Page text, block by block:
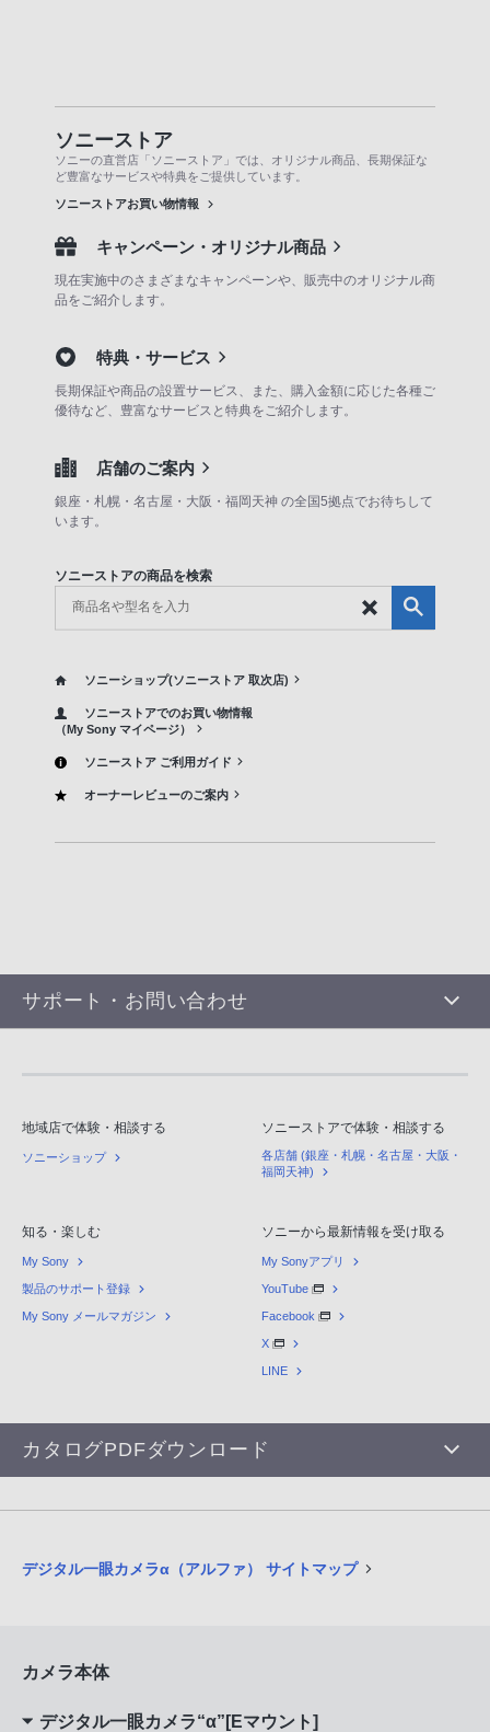
ソニーストア
ソニーの直営店「ソニーストア」では、オリジナル商品、長期保証な
ど豊富なサービスや特典をご提供しています。
ソニーストアお買い物情報
キャンペーン・オリジナル商品
現在実施中のさまざまなキャンペーンや、販売中のオリジナル商
品をご紹介します。
特典・サービス
長期保証や商品の設置サービス、また、購入金額に応じた各種ご
優待など、豊富なサービスと特典をご紹介します。
店舗のご案内
銀座・札幌・名古屋・大阪・福岡天神 の全国5拠点でお待ちして
います。
ソニーストアの商品を検索
ソニーショップ(ソニーストア 取次店)
ソニーストアでのお買い物情報
（My Sony マイページ）
ソニーストア ご利用ガイド
オーナーレビューのご案内
サポート・お問い合わせ
地域店で体験・相談する
ソニーショップ
ソニーストアで体験・相談する
各店舗 (銀座・札幌・名古屋・大阪・
福岡天神)
知る・楽しむ
My Sony
製品のサポート登録
My Sony メールマガジン
ソニーから最新情報を受け取る
My Sonyアプリ
YouTube
Facebook
X
LINE
カタログPDFダウンロード
デジタル一眼カメラα（アルファ） サイトマップ
カメラ本体
デジタル一眼カメラ“α”[Eマウント]